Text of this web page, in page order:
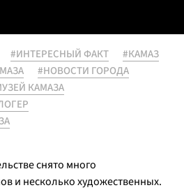
#ИНТЕРЕСНЫЙ ФАКТ
#КАМАЗ
#НОВОСТИ ГОРОДА
КАМАЗА
снято много
и несколько художественных.